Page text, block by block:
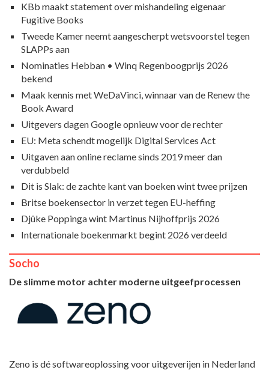
KBb maakt statement over mishandeling eigenaar
Fugitive Books
Tweede Kamer neemt aangescherpt wetsvoorstel tegen
SLAPPs aan
Nominaties Hebban • Winq Regenboogprijs 2026
bekend
Maak kennis met WeDaVinci, winnaar van de Renew the
Book Award
Uitgevers dagen Google opnieuw voor de rechter
EU: Meta schendt mogelijk Digital Services Act
Uitgaven aan online reclame sinds 2019 meer dan
verdubbeld
Dit is Slak: de zachte kant van boeken wint twee prijzen
Britse boekensector in verzet tegen EU-heffing
Djûke Poppinga wint Martinus Nijhoffprijs 2026
Internationale boekenmarkt begint 2026 verdeeld
Socho
De slimme motor achter moderne uitgeefprocessen
Zeno is dé softwareoplossing voor uitgeverijen in Nederland